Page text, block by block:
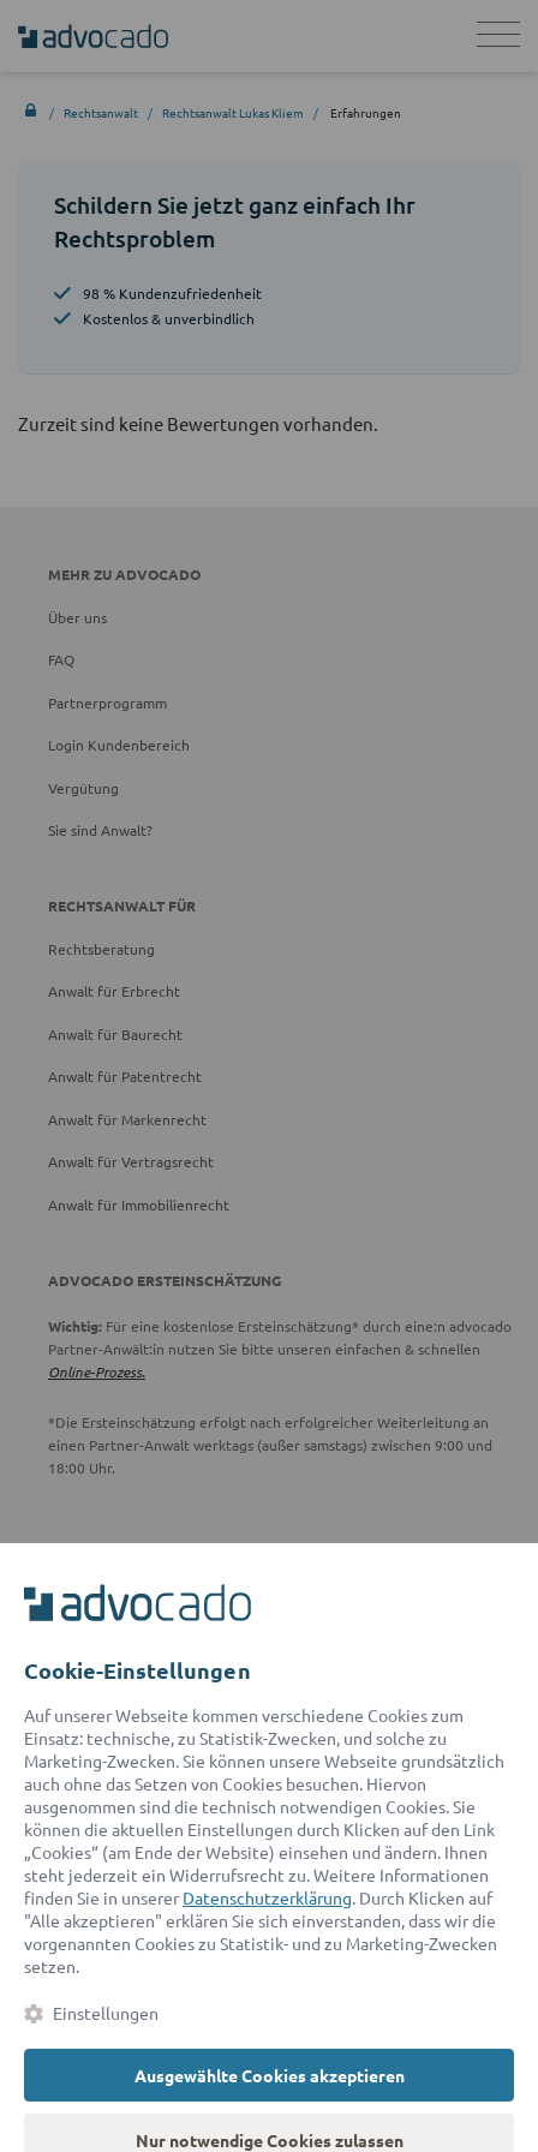
Rechtsanwalt Rechtsanwalt Lukas Kliem Erfahrungen
Schildern Sie jetzt ganz einfach Ihr
Rechtsproblem
98 % Kundenzufriedenheit
Kostenlos & unverbindlich
Zurzeit sind keine Bewertungen vorhanden.
MEHR ZU ADVOCADO
Über uns
FAQ
Partnerprogramm
Login Kundenbereich
Vergütung
Sie sind Anwalt?
RECHTSANWALT FÜR
Rechtsberatung
Anwalt für Erbrecht
Anwalt für Baurecht
Anwalt für Patentrecht
Anwalt für Markenrecht
Anwalt für Vertragsrecht
Anwalt für Immobilienrecht
ADVOCADO ERSTEINSCHÄTZUNG
Wichtig: Für eine kostenlose Ersteinschätzung* durch eine:n advocado
Partner-Anwält:in nutzen Sie bitte unseren einfachen & schnellen
Online-Prozess.
*Die Ersteinschätzung erfolgt nach erfolgreicher Weiterleitung an
einen Partner-Anwalt werktags (außer samstags) zwischen 9:00 und
18:00 Uhr.
Unser Serviceteam ist von 8:00 bis 17:00 Uhr für Sie erreichbar.
E-Mail:
service@advocado.com
© 2026 advocado - einfach online den passenden Rechtsanwalt finden
Auszeichnungen:
KontaktDatenschutzImpressumFaktenAGB
CookiesBarrierefreiheitserklärung
Cookie-Einstellungen
Auf unserer Webseite kommen verschiedene Cookies zum
Einsatz: technische, zu Statistik-Zwecken, und solche zu
Marketing-Zwecken. Sie können unsere Webseite grundsätzlich
auch ohne das Setzen von Cookies besuchen. Hiervon
ausgenommen sind die technisch notwendigen Cookies. Sie
können die aktuellen Einstellungen durch Klicken auf den Link
„Cookies“ (am Ende der Website) einsehen und ändern. Ihnen
steht jederzeit ein Widerrufsrecht zu. Weitere Informationen
finden Sie in unserer Datenschutzerklärung. Durch Klicken auf
"Alle akzeptieren" erklären Sie sich einverstanden, dass wir die
vorgenannten Cookies zu Statistik- und zu Marketing-Zwecken
setzen.
Einstellungen
Ausgewählte Cookies akzeptieren
Nur notwendige Cookies zulassen